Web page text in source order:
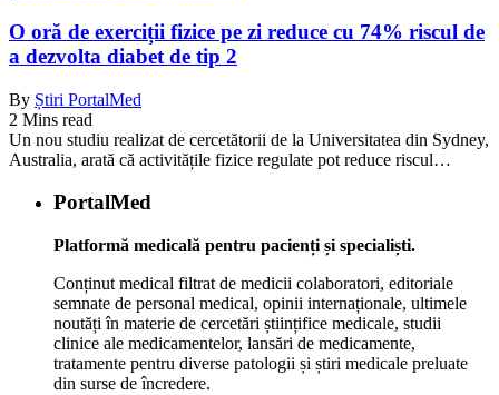
O oră de exerciții fizice pe zi reduce cu 74% riscul de
a dezvolta diabet de tip 2
By Știri PortalMed
2 Mins read
Un nou studiu realizat de cercetătorii de la Universitatea din Sydney,
Australia, arată că activitățile fizice regulate pot reduce riscul…
PortalMed
Platformă medicală pentru pacienți și specialiști.
Conținut medical filtrat de medicii colaboratori, editoriale
semnate de personal medical, opinii internaționale, ultimele
noutăți în materie de cercetări științifice medicale, studii
clinice ale medicamentelor, lansări de medicamente,
tratamente pentru diverse patologii și știri medicale preluate
din surse de încredere.